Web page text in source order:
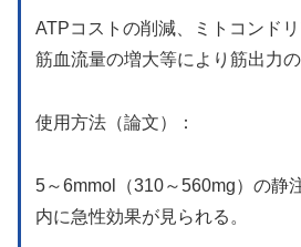
ATPコストの削減、ミトコンドリ
筋血流量の増大等により筋出力
使用方法（論文）：
5～6mmol（310～560mg）の静
内に急性効果が見られる。